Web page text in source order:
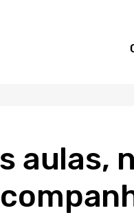
aulas,